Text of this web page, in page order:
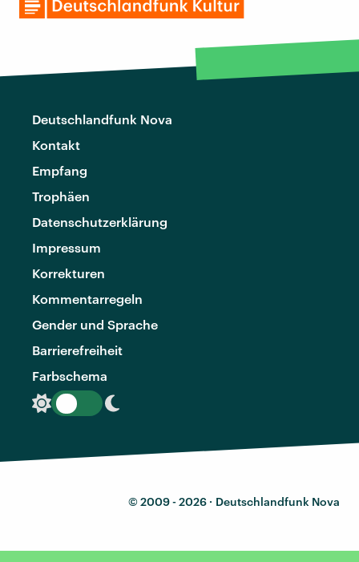
Deutschlandfunk Nova
Kontakt
Empfang
Trophäen
Datenschutzerklärung
Impressum
Korrekturen
Kommentarregeln
Gender und Sprache
Barrierefreiheit
Farbschema
© 2009 - 2026 · Deutschlandfunk Nova